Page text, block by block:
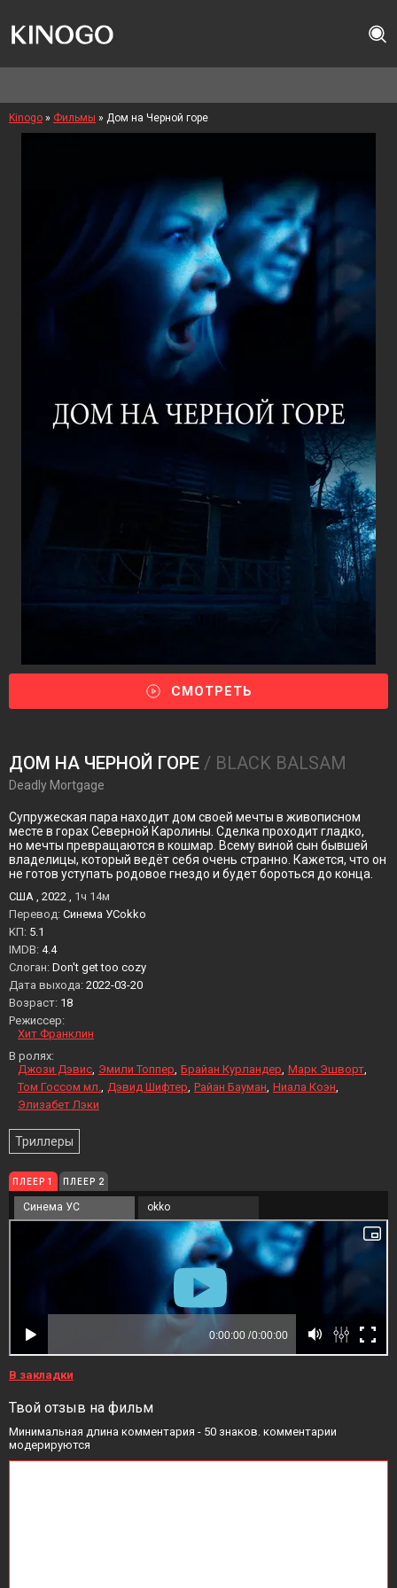
Kinogo » Фильмы » Дом на Черной горе
СМОТРЕТЬ
ДОМ НА ЧЕРНОЙ ГОРЕ / BLACK BALSAM
Deadly Mortgage
Супружеская пара находит дом своей мечты в живописном
месте в горах Северной Каролины. Сделка проходит гладко,
но мечты превращаются в кошмар. Всему виной сын бывшей
владелицы, который ведёт себя очень странно. Кажется, что он
не готов уступать родовое гнездо и будет бороться до конца.
США , 2022 , 1ч 14м
Перевод: Синема УСokko
KП: 5.1
IMDB: 4.4
Слоган: Don't get too cozy
Дата выхода: 2022-03-20
Возраст: 18
Режиссер:
Хит Франклин
В ролях:
Джози Дэвис Эмили Топпер Брайан Курландер Марк Эшворт
Том Госсом мл. Дэвид Шифтер Райан Бауман Ниала Коэн
Элизабет Лэки
Триллеры
ПЛЕЕР 1 ПЛЕЕР 2
Синема УС okko
В закладки
Твой отзыв на фильм
Минимальная длина комментария - 50 знаков. комментарии
модерируются